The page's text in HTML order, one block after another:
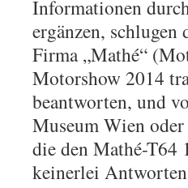
Informationen
ergänzen,
Firma „Mathé“
Motorshow 2014
beantworten, und
Museum Wien
die den Mathé-T64
keinerlei